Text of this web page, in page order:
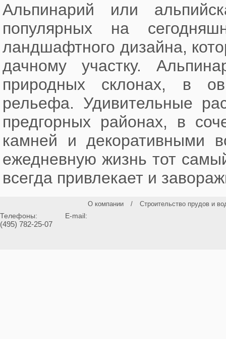
Альпинарий или
популярных на
ландшафтного дизайна,
дачному участку.
природных склонах, в
рельефа. Удивительные
предгорных районах, в
камней и декоративными
ежедневную жизнь тот
всегда привлекает и
О компании / Строительство прудов и
Телефоны:
(495) 782-25-07
E-mail: